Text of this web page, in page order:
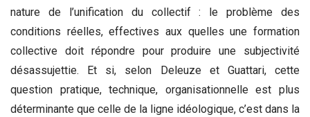
nature de l’unification du collectif : le problème des
conditions réelles, effectives aux quelles une formation
collective doit répondre pour produire une subjectivité
désassujettie. Et si, selon Deleuze et Guattari, cette
question pratique, technique, organisationnelle est plus
déterminante que celle de la ligne idéologique, c’est dans la